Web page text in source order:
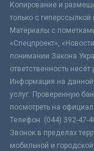
Копирование и
только с
Материалы с
«Спецпроект»,
понимании Закона
ответственность
Информация на данной
услуг. Проверенную
посмотреть на
Телефон: (044) 392-47-
Звонок в пределах
мобильной и